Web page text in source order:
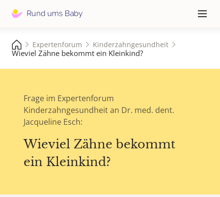
≡
Expertenforum Kinderzahngesundheit
Wieviel Zähne bekommt ein Kleinkind?
Frage im Expertenforum
Kinderzahngesundheit an Dr. med. dent.
Jacqueline Esch:
Wieviel Zähne bekommt
ein Kleinkind?